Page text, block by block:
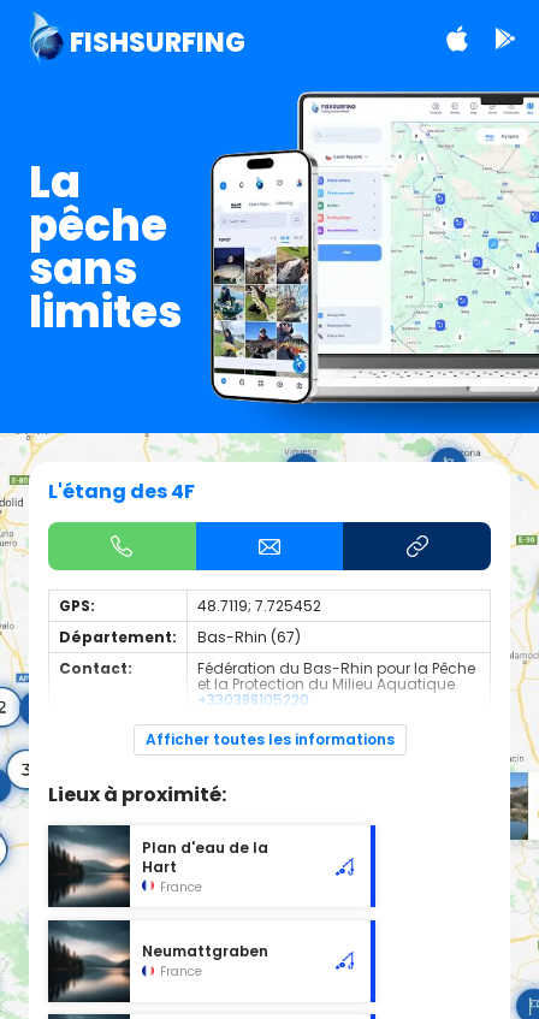
FISHSURFING
La
pêche
sans
limites
L'étang des 4F
GPS:
48.7119; 7.725452
Département:
Bas-Rhin (67)
Contact:
Fédération du Bas-Rhin pour la Pêche
et la Protection du Milieu Aquatique
+330388105220
Espèces de
Carnassier, carpe, poisson blanc
Afficher toutes les informations
Lieux à proximité:
Plan d'eau de la
Hart
France
Neumattgraben
France